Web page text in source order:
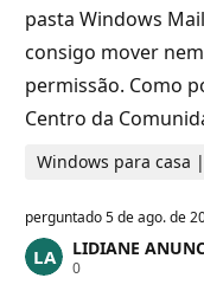
o
pasta Windows
consigo mover
permissão. Como
Centro da
Windows para casa
perguntado5 de ago. de
LIDIANE
0P